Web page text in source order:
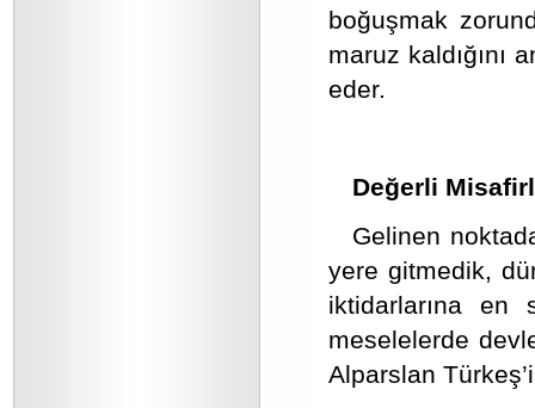
boğuşmak
maruz kaldığını
eder.
Değerli
Gelinen
yere gitmedik,
iktidarlarına en
meselelerde
Alparslan